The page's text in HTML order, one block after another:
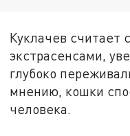
Куклачев считает
экстрасенсами,
глубоко
мнению, кошки
человека.